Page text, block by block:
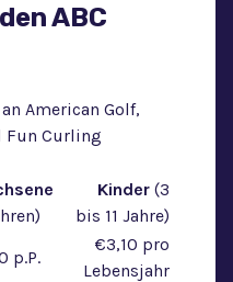
ABC
American Golf,
Fun Curling
‎ ‎ ‎ ‎ Kinder (3
bis 11 Jahre)
p.P.‎ ‎ ‎
€3,10 pro
Lebensjahr